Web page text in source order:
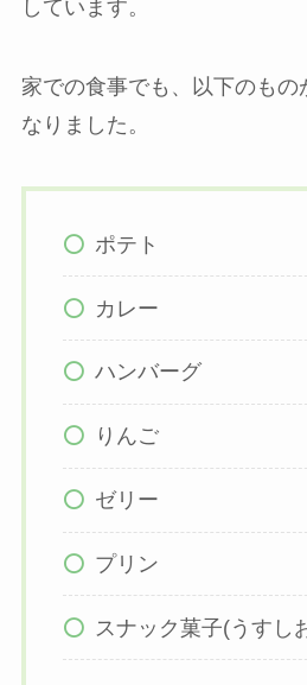
しています。
家での食事でも、以下のもの
なりました。
ポテト
カレー
ハンバーグ
りんご
ゼリー
プリン
スナック菓子(うすし